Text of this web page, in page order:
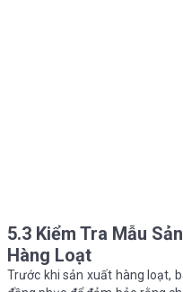
5.3 Kiểm Tra Mẫu
Hàng Loạt
Trước khi sản xuất hàng loạt,